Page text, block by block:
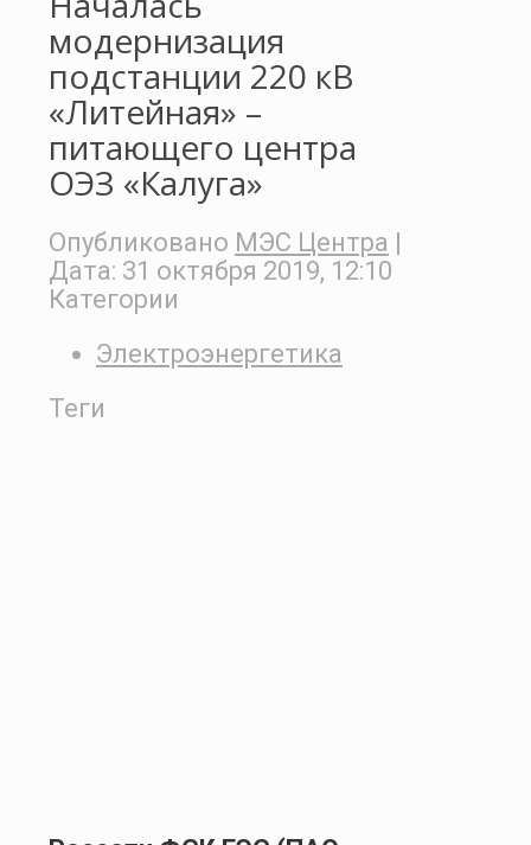
модернизация
подстанции 220 кВ
«Литейная» –
питающего центра
ОЭЗ «Калуга»
Опубликовано МЭС Центра |
Дата: 31 октября 2019, 12:10
Категории
Электроэнергетика
Теги